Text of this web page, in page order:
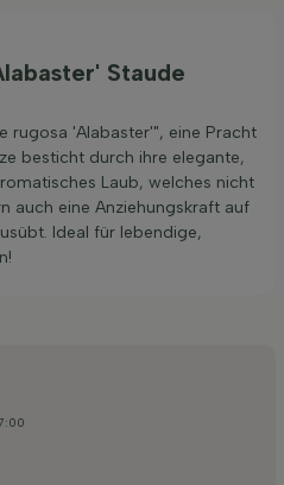
Staude
rugosa 'Alabaster'", eine Pracht
besticht durch ihre elegante,
Laub, welches nicht
auch eine Anziehungskraft auf
Ideal für lebendige,